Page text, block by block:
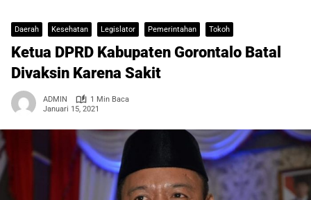
Daerah Kesehatan Legislator Pemerintahan Tokoh
Ketua DPRD Kabupaten Gorontalo Batal
Divaksin Karena Sakit
ADMIN
1 Min Baca
Januari 15, 2021